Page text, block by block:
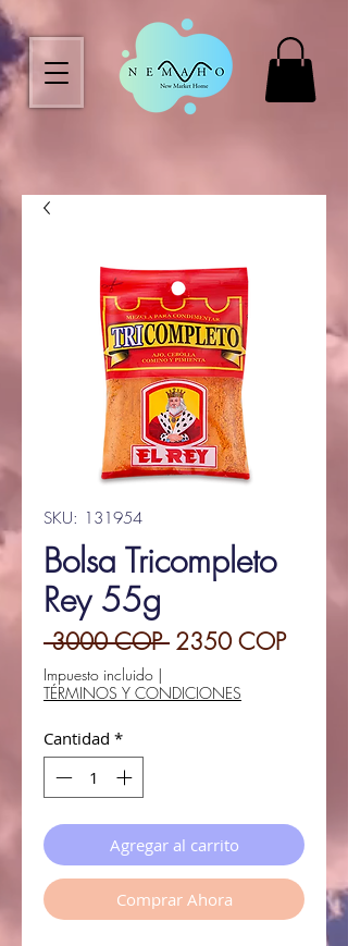
SKU: 131954
Bolsa Tricompleto
Rey 55g
3000 COP Precio
2350 COPPrecio
Impuesto incluido |
TÉRMINOS Y CONDICIONES
Cantidad *
Agregar al carrito
Comprar Ahora